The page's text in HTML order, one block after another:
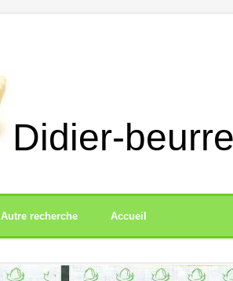
Didier-
Autre recherche Accueil